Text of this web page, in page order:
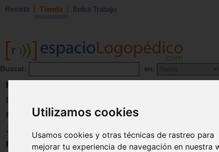
Utilizamos cookies
Usamos cookies y otras técnicas de rastreo para
mejorar tu experiencia de navegación en nuestra
Revista Tienda Bolsa Trabajo
Buscar: en:
Revista
Libros
Material
Juguetes
Formación